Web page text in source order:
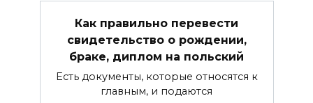
Как правильно перевести
свидетельство о рождении,
браке, диплом на польский
Есть документы, которые относятся к
главным, и подаются